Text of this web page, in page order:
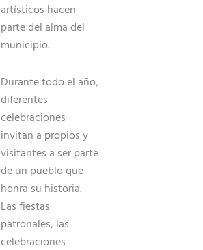
artísticos hacen
parte del alma del
municipio.
Durante todo el año,
diferentes
celebraciones
invitan a propios y
visitantes a ser parte
de un pueblo que
honra su historia.
Las fiestas
patronales, las
celebraciones